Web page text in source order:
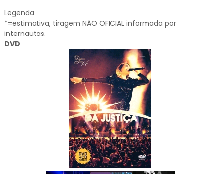
Legenda
*=estimativa, tiragem NÃO OFICIAL informada por
internautas.
DVD